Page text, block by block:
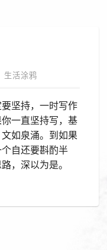
生活涂鸦
坚持，一时写作
一直坚持写，基
如泉涌。到如果
自还要斟酌半
，深以为是。